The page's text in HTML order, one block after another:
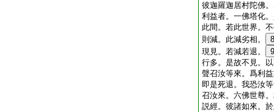
彼迦羅迦居村陀佛
利益者。一佛塔化
此間。若此世界。
則減。此減劣相。
8
現見。若減若退。
9
行多。是故不見。
聲召汝等來。爲利
即是死退。我恐汝
召汝來。六佛世尊
説經。彼諸如來。